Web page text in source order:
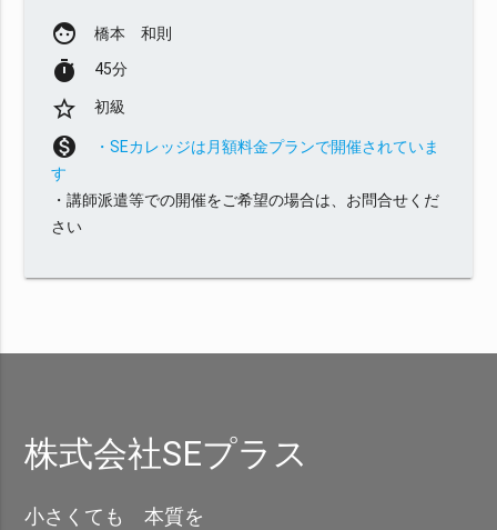
face 橋本 和則
timer 45分
star_border 初級
monetization_on
・SEカレッジは月額料金プランで開催されていま
す
・講師派遣等での開催をご希望の場合は、お問合せくだ
さい
株式会社SEプラス
小さくても 本質を